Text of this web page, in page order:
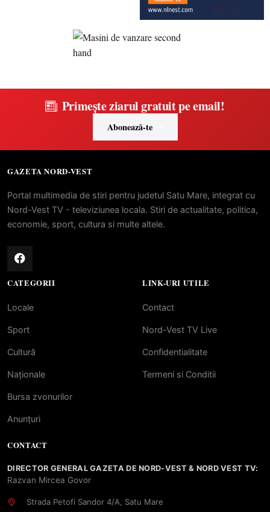
Primește ziarul gratuit pe email!
Abonează-te
GAZETA NORD-VEST
Portal multimedia de stiri pentru judetul Satu Mare, integrat cu
Nord-Vest TV - televiziunea locala. Stiri de actualitate, politica,
economie, sport, cultura si multe altele.
CATEGORII
Locale
Sport
Cultură
Naționale
Bursa zvonurilor
Anunțuri
LINK-URI UTILE
Contact
Nord-Vest TV Live
Confidentialitate
Termeni si Conditii
CONTACT
DIRECTOR GENERAL GAZETA DE NORD-VEST & NORD VEST TV:
Razvan Mircea Govor
Strada Petofi Sandor 4/A, Satu Mare